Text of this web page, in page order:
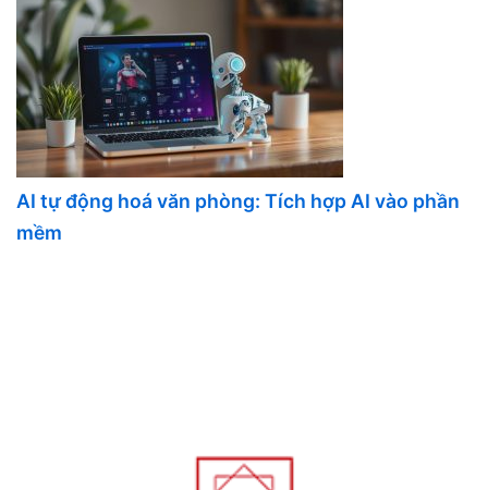
AI tự động hoá văn phòng: Tích hợp AI vào phần
mềm